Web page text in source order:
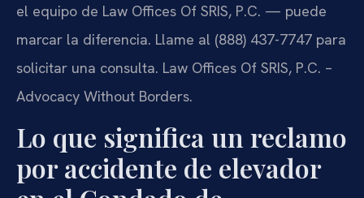
el equipo de Law Offices Of SRIS, P.C. — puede
marcar la diferencia. Llame al (888) 437-7747 para
solicitar una consulta. Law Offices Of SRIS, P.C. –
Advocacy Without Borders.
Lo que significa un reclamo
por accidente de elevador